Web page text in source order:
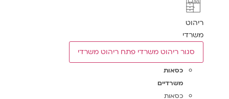
ריהוט
משרדי
סגור ריהוט משרדי פתח ריהוט משרדי
כסאות
משרדיים
כסאות